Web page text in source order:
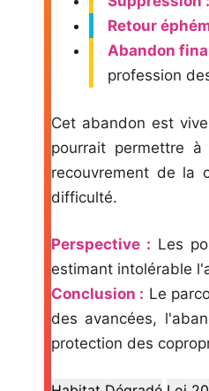
Retour
Abandon
profession
Cet abandon est
pourrait permettre
recouvrement de la
difficulté.
Perspective : Les
estimant intolérable
Conclusion : Le
des avancées,
protection des